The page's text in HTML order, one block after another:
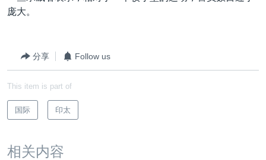
重要讲话与声明
南中国海争端
GEN Z 看美国
庞大。
分享 Follow us
This item is part of
国际 印太
相关内容